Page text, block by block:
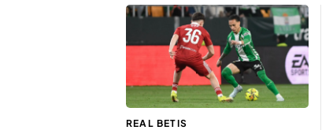
REAL BETIS